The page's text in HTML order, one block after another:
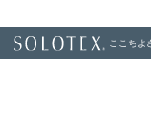
ここちよ